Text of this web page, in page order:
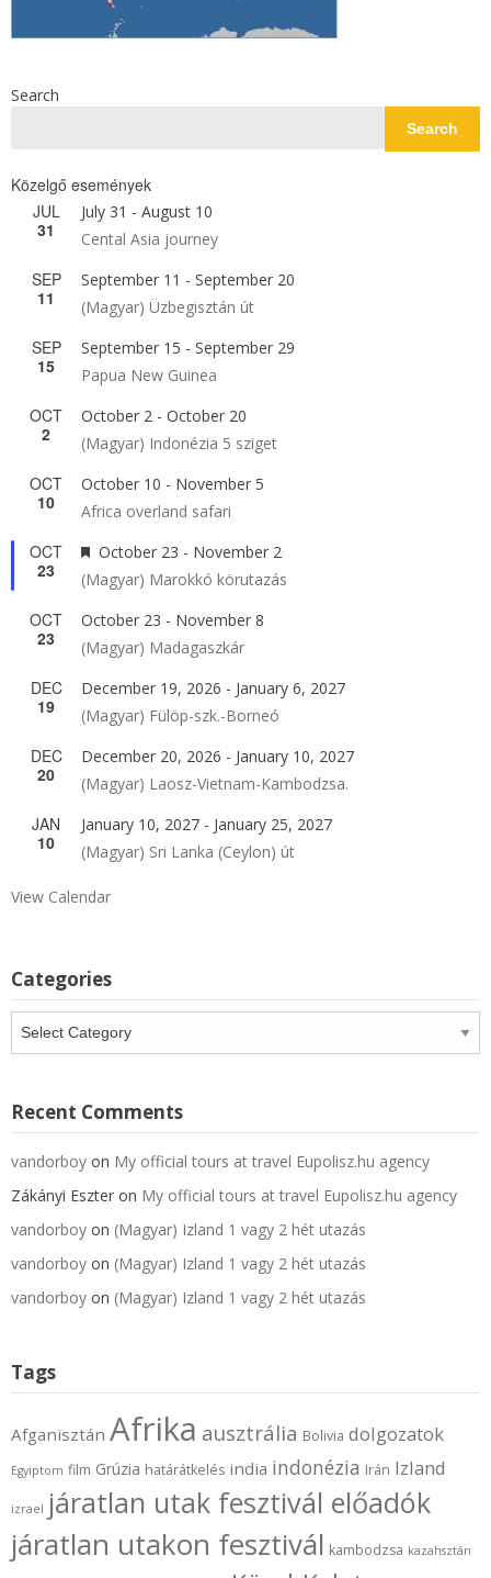
Search
Search
Közelgő események
JUL
31
July 31 - August 10
Cental Asia journey
SEP
11
September 11 - September 20
(Magyar) Üzbegisztán út
SEP
15
September 15 - September 29
Papua New Guinea
OCT
2
October 2 - October 20
(Magyar) Indonézia 5 sziget
OCT
10
October 10 - November 5
Africa overland safari
OCT
23
Featured
October 23 - November 2
(Magyar) Marokkó körutazás
OCT
23
October 23 - November 8
(Magyar) Madagaszkár
DEC
19
December 19, 2026 - January 6, 2027
(Magyar) Fülöp-szk.-Borneó
DEC
20
December 20, 2026 - January 10, 2027
(Magyar) Laosz-Vietnam-Kambodzsa.
JAN
10
January 10, 2027 - January 25, 2027
(Magyar) Sri Lanka (Ceylon) út
View Calendar
Categories
Categories
Recent Comments
vandorboy on My official tours at travel Eupolisz.hu agency
Zákányi Eszter on My official tours at travel Eupolisz.hu agency
vandorboy on (Magyar) Izland 1 vagy 2 hét utazás
vandorboy on (Magyar) Izland 1 vagy 2 hét utazás
vandorboy on (Magyar) Izland 1 vagy 2 hét utazás
Tags
Afganisztán Afrika ausztrália Bolivia dolgozatok
Egyiptom film Grúzia határátkelés india indonézia Irán Izland
izrael járatlan utak fesztivál előadók
járatlan utakon fesztivál kambodzsa kazahsztán